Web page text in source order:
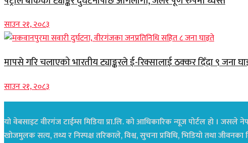
साउन २१, २०८३
मापसे गरि चलाएको भारतीय ट्याङ्करले ई-रिक्सालाई ठक्कर दिँदा ९ जना
साउन २१, २०८३
यो वेबसाइट वीरगंज टाईम्स मिडिया प्रा.लि. को आधिकारिक न्यूज पोर्टल हो । जसले
खोजमुलक सत्य, तथ्य र निस्पक्ष तरिकाले, विश्व, सुचना प्रविधि, भिडियो तथा